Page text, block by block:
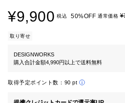
¥9,900 税込 50%OFF 通常価格
取り寄せ
DESIGNWORKS
購入合計金額4,990円以上で送料無料
取得予定ポイント数： 90 pt